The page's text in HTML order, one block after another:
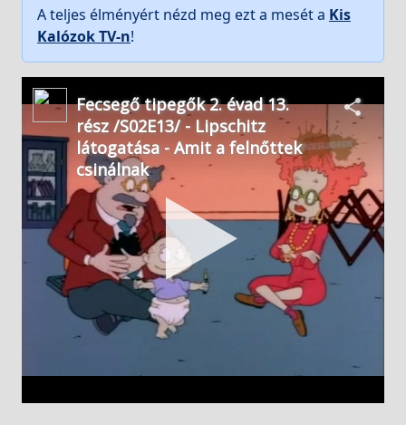
A teljes élményért nézd meg ezt a mesét a Kis
Kalózok TV-n!